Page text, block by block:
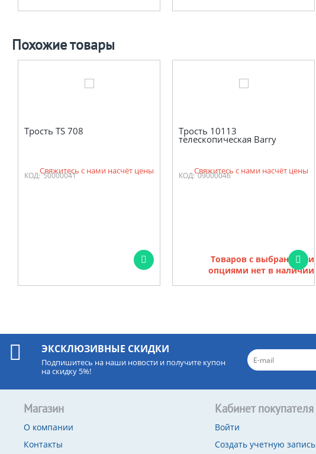
Похожие товары
Трость TS 708
КОД: 50000041
Свяжитесь с нами насчёт цены
Трость 10113
телескопическая Barry
КОД: 09000046
Свяжитесь с нами насчёт цены
Товаров с выбранными
опциями нет в наличии
ЭКСКЛЮЗИВНЫЕ СКИДКИ
Подпишитесь на наши новости и получите купон
на скидку 5%!
Магазин
О компании
Контакты
Кабинет покупателя
Войти
Создать учетную запись